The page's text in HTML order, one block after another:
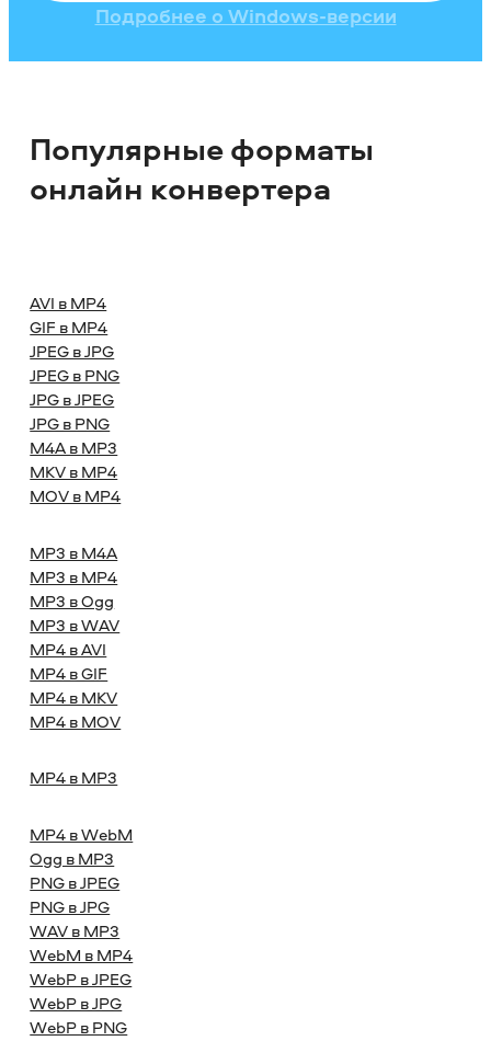
Подробнее о Windows-версии
Популярные форматы
онлайн конвертера
AVI в MP4
GIF в MP4
JPEG в JPG
JPEG в PNG
JPG в JPEG
JPG в PNG
M4A в MP3
MKV в MP4
MOV в MP4
MP3 в M4A
MP3 в MP4
MP3 в Ogg
MP3 в WAV
MP4 в AVI
MP4 в GIF
MP4 в MKV
MP4 в MOV
MP4 в MP3
MP4 в WebM
Ogg в MP3
PNG в JPEG
PNG в JPG
WAV в MP3
WebM в MP4
WebP в JPEG
WebP в JPG
WebP в PNG